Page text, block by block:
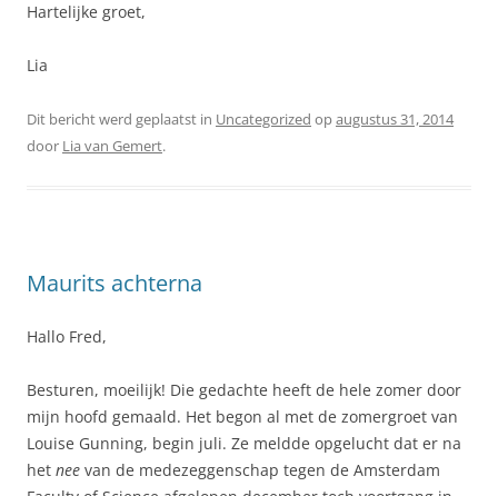
Hartelijke groet,
Lia
Dit bericht werd geplaatst in Uncategorized opaugustus 31, 2014
door Lia van Gemert.
Maurits achterna
Hallo Fred,
Besturen, moeilijk! Die gedachte heeft de hele zomer door
mijn hoofd gemaald. Het begon al met de zomergroet van
Louise Gunning, begin juli. Ze meldde opgelucht dat er na
het nee van de medezeggenschap tegen de Amsterdam